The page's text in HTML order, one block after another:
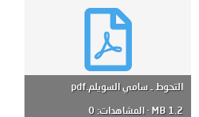
التحوط ـ سامي السويلم.pdf
1.2 MB · المشاهدات: 0